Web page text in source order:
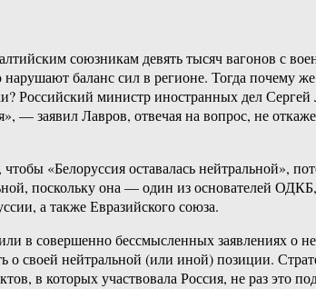
союзникам девять тысяч вагонов с
баланс сил в регионе. Тогда почему
Российский министр иностранных дел
— заявил Лавров, отвечая на вопрос, не
«Белоруссия оставалась нейтральной»,
поскольку она — один из основателей
а также Евразийского союза.
в совершенно бессмысленных заявлениях о
о своей нейтральной (или иной) позиции.
в которых участвовала Россия, не раз это